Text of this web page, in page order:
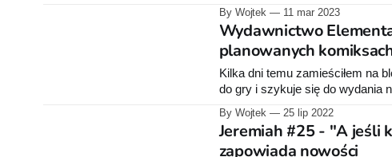
przyszło mi się zmierzyć z
By Wojtek 11 mar 2023
Wydawnictwo
planowanych
Kilka dni temu zamieściłem na
do gry i szykuje się do wydania
kolejne są już w redakcji.
By Wojtek 25 lip 2022
Jeremiah #25 - "A jeśli
zapowiada nowości